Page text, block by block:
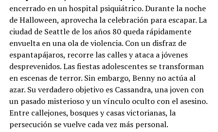
encerrado en un hospital psiquiátrico. Durante la noche
de Halloween, aprovecha la celebración para escapar. La
ciudad de Seattle de los años 80 queda rápidamente
envuelta en una ola de violencia. Con un disfraz de
espantapájaros, recorre las calles y ataca a jóvenes
desprevenidos. Las fiestas adolescentes se transforman
en escenas de terror. Sin embargo, Benny no actúa al
azar. Su verdadero objetivo es Cassandra, una joven con
un pasado misterioso y un vínculo oculto con el asesino.
Entre callejones, bosques y casas victorianas, la
persecución se vuelve cada vez más personal.